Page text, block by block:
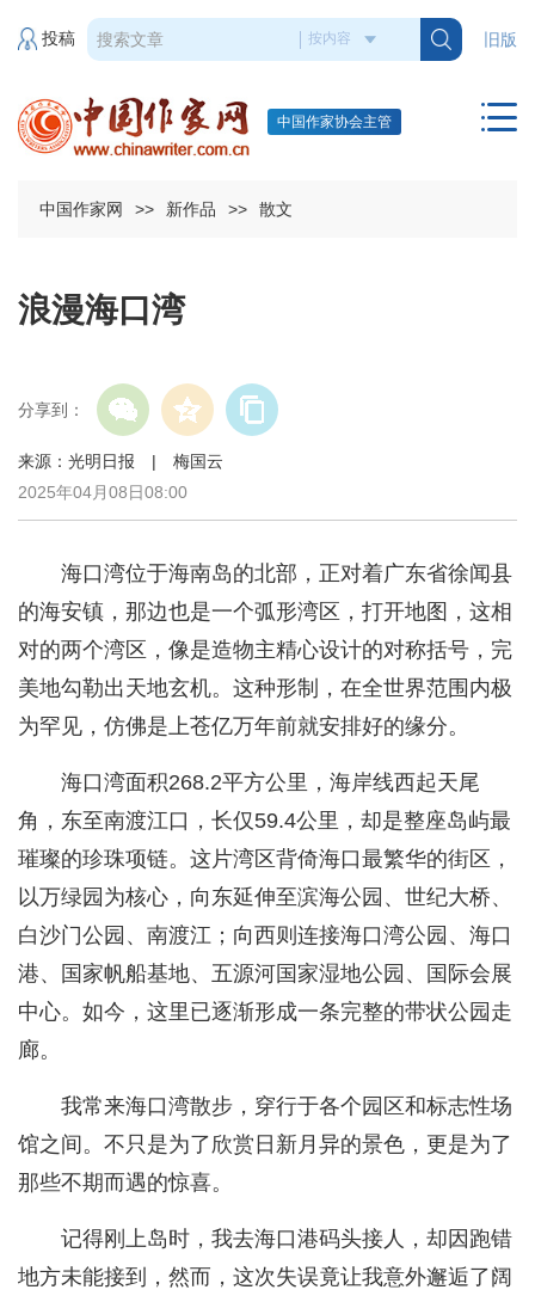
旧版
投稿
中国作家协会主管
中国作家网 >> 新作品 >> 散文
浪漫海口湾
分享到：
来源：光明日报 | 梅国云
2025年04月08日08:00
海口湾位于海南岛的北部，正对着广东省徐闻县
的海安镇，那边也是一个弧形湾区，打开地图，这相
对的两个湾区，像是造物主精心设计的对称括号，完
美地勾勒出天地玄机。这种形制，在全世界范围内极
为罕见，仿佛是上苍亿万年前就安排好的缘分。
海口湾面积268.2平方公里，海岸线西起天尾
角，东至南渡江口，长仅59.4公里，却是整座岛屿最
璀璨的珍珠项链。这片湾区背倚海口最繁华的街区，
以万绿园为核心，向东延伸至滨海公园、世纪大桥、
白沙门公园、南渡江；向西则连接海口湾公园、海口
港、国家帆船基地、五源河国家湿地公园、国际会展
中心。如今，这里已逐渐形成一条完整的带状公园走
廊。
我常来海口湾散步，穿行于各个园区和标志性场
馆之间。不只是为了欣赏日新月异的景色，更是为了
那些不期而遇的惊喜。
记得刚上岛时，我去海口港码头接人，却因跑错
地方未能接到，然而，这次失误竟让我意外邂逅了阔